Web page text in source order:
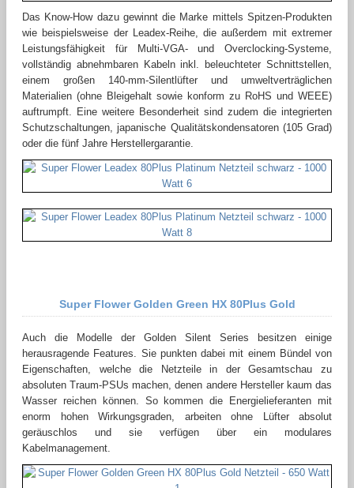
Das Know-How dazu gewinnt die Marke mittels Spitzen-Produkten
wie beispielsweise der Leadex-Reihe, die außerdem mit extremer
Leistungsfähigkeit für Multi-VGA- und Overclocking-Systeme,
vollständig abnehmbaren Kabeln inkl. beleuchteter Schnittstellen,
einem großen 140-mm-Silentlüfter und umweltverträglichen
Materialien (ohne Bleigehalt sowie konform zu RoHS und WEEE)
auftrumpft. Eine weitere Besonderheit sind zudem die integrierten
Schutzschaltungen, japanische Qualitätskondensatoren (105 Grad)
oder die fünf Jahre Herstellergarantie.
Super Flower Golden Green HX 80Plus Gold
Auch die Modelle der Golden Silent Series besitzen einige
herausragende Features. Sie punkten dabei mit einem Bündel von
Eigenschaften, welche die Netzteile in der Gesamtschau zu
absoluten Traum-PSUs machen, denen andere Hersteller kaum das
Wasser reichen können. So kommen die Energielieferanten mit
enorm hohen Wirkungsgraden, arbeiten ohne Lüfter absolut
geräuschlos und sie verfügen über ein modulares
Kabelmanagement.